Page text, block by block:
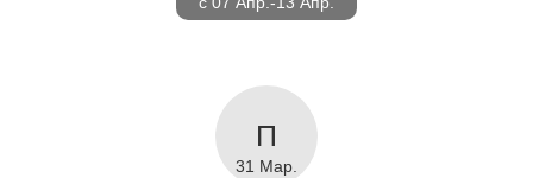
31 Мар.